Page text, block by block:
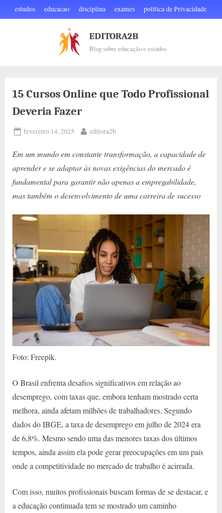
to
estudos educacao disciplina exames política de Privacidade
EDITORA2B
Blog sobre educação e estudos
15 Cursos Online que Todo Profissional
Deveria Fazer
Posted
fevereiro 14, 2025 By
editora2b
Em um mundo em constante transformação, a capacidade de
aprender e se adaptar às novas exigências do mercado é
fundamental para garantir não apenas a empregabilidade,
mas também o desenvolvimento de uma carreira de sucesso
Foto: Freepik.
O Brasil enfrenta desafios significativos em relação ao
desemprego, com taxas que, embora tenham mostrado certa
melhora, ainda afetam milhões de trabalhadores. Segundo
dados do IBGE, a taxa de desemprego em julho de 2024 era
de 6,8%. Mesmo sendo uma das menores taxas dos últimos
tempos, ainda assim ela pode gerar preocupações em um país
onde a competitividade no mercado de trabalho é acirrada.
Com isso, muitos profissionais buscam formas de se destacar, e
a educação continuada tem se mostrado um caminho